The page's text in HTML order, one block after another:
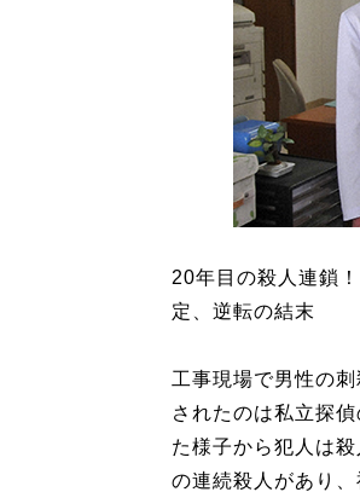
20年目の殺人連鎖
定、逆転の結末
工事現場で男性の
されたのは私立探
た様子から犯人は
の連続殺人があり